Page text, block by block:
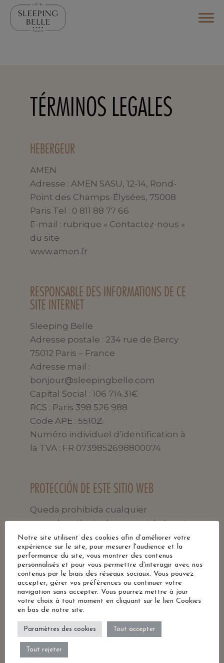
TÉRMINOS LEGALES
HEBERGEUR
AMEN
Adresse : AMEN SASU, 12-14, Rond-
Point des Champs-Élysées, 75008
Paris Tel : 0 811 88 77 66
E-mail : rubrique « Contactez-nous »
du site
www.amen.fr
RESPONSABLE DES INFORMATIONS DE CE
SITE INTERNET
Sleeping Belle
Adresse postale : 234 rue de Bercy
75012 Paris – France
Adresse mail :
bonjour@sleepingbelle.com
Capital Social : 106 714.31€
RCS : Paris 398 526 988
Code APE : 5510Z
Numéro individuel d’identification à
la TVA : FR 0739852698800074
PROTECCIÓN DE ESTE SITIO WEB
Queda prohibida cualquier
reproducción, incluso parcial, de este
sitio web. Las marcas, modelos,
dibujos y textos están registrados y
protegidos.
PROTECCIÓN DE DATOS PERSONALES Y
No se recoge ninguna información
personal sin el conocimiento del
Notre site utilisent des cookies afin d’améliorer votre
expérience sur le site, pour mesurer l'audience et la
performance du site, vous montrer des contenus
personnalisés et pour vous permettre d'interagir avec nos
contenus par le biais des réseaux sociaux. Vous pouvez
accepter, gérer vos préférences ou continuer votre
navigation sans accepter. Vous pourrez mettre à jour
votre choix à tout moment en cliquant sur le lien Cookies
en bas de notre site.
Paramètres des cookies Tout accepter
Tout rejeter